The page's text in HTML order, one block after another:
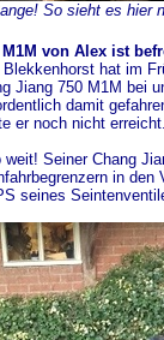
So sieht es hier
von Alex ist
hat im
Jiang 750 M1M bei
damit
er noch nicht
Seiner Chang
in den
seines